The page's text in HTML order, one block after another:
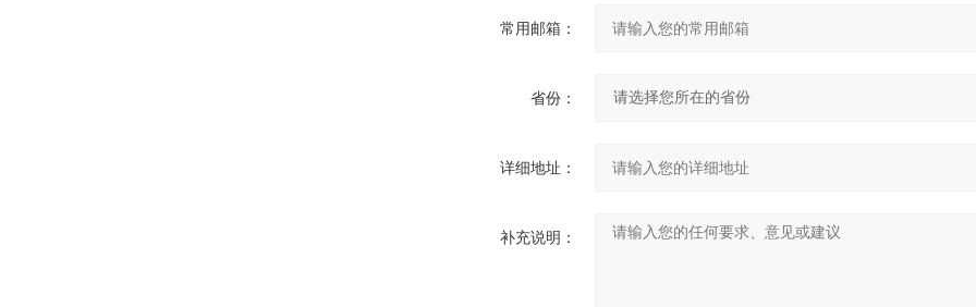
常用邮箱：
省份：
详细地址：
补充说明：